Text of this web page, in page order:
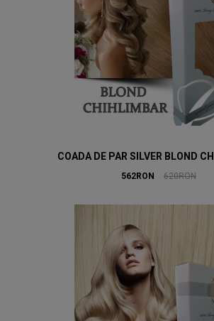
COADA DE PAR SILVER BLOND
562RON 620RON